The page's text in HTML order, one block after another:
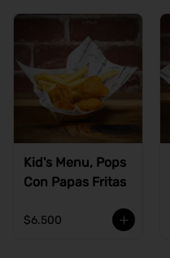
Kid's Menu, Pops
Con Papas Fritas
$6.500